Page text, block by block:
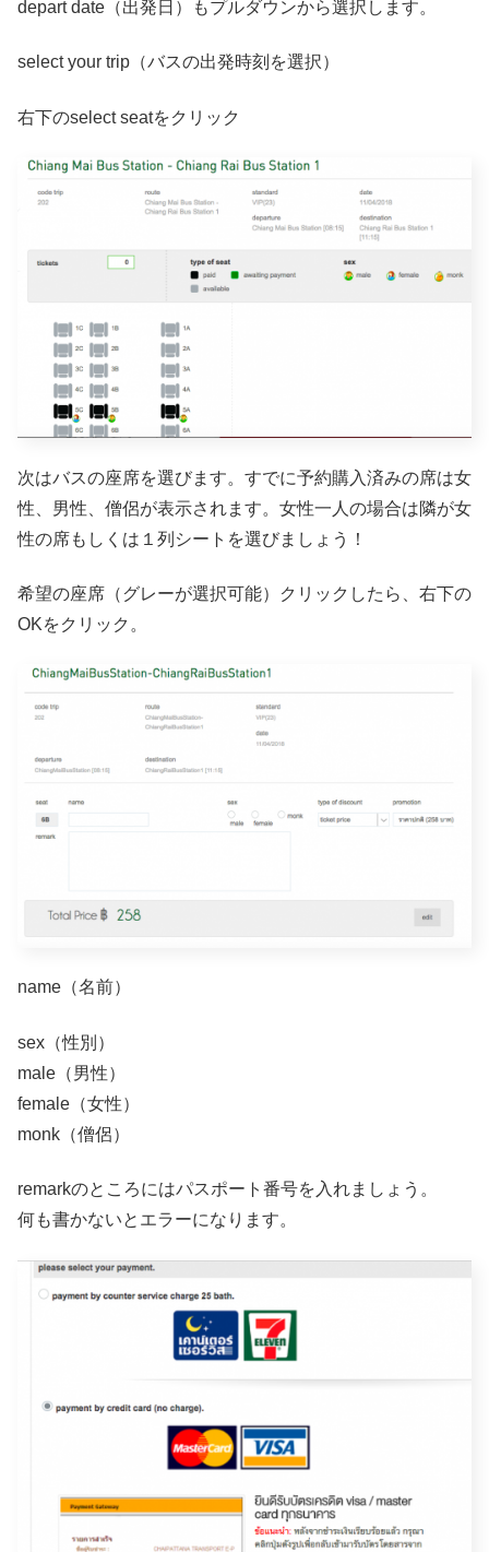
depart date（出発日）もプルダウンから選択します。
select your trip（バスの出発時刻を選択）
右下のselect seatをクリック
次はバスの座席を選びます。すでに予約購入済みの席は女
性、男性、僧侶が表示されます。女性一人の場合は隣が女
性の席もしくは１列シートを選びましょう！
希望の座席（グレーが選択可能）クリックしたら、右下の
OKをクリック。
name（名前）
sex（性別）
male（男性）
female（女性）
monk（僧侶）
remarkのところにはパスポート番号を入れましょう。
何も書かないとエラーになります。